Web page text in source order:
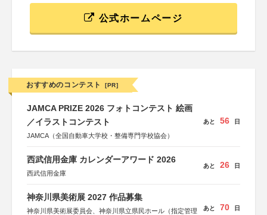
公式ホームページ
おすすめのコンテスト [PR]
JAMCA PRIZE 2026 フォトコンテスト 絵画
／イラストコンテスト
JAMCA（全国自動車大学校・整備専門学校協会）
あと 56 日
西武信用金庫 カレンダーアワード 2026
西武信用金庫
あと 26 日
神奈川県美術展 2027 作品募集
神奈川県美術展委員会、神奈川県立県民ホール（指定管理
あと 70 日